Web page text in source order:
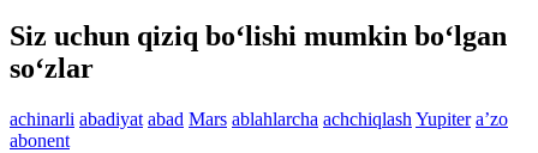
Siz uchun qiziq bo‘lishi mumkin bo‘lgan
so‘zlar
achinarli abadiyat abad Mars ablahlarcha achchiqlash Yupiter aʼzo
abonent